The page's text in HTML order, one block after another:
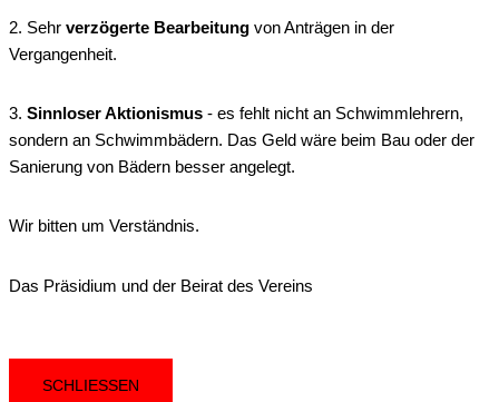
2. Sehr verzögerte Bearbeitung von Anträgen in der
Vergangenheit.
3. Sinnloser Aktionismus - es fehlt nicht an Schwimmlehrern,
sondern an Schwimmbädern. Das Geld wäre beim Bau oder der
Sanierung von Bädern besser angelegt.
Wir bitten um Verständnis.
Das Präsidium und der Beirat des Vereins
SCHLIESSEN